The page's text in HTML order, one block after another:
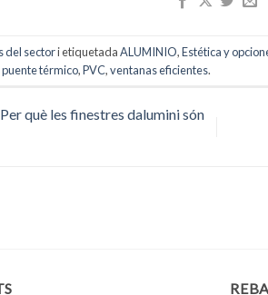
del sectori etiquetadaALUMINIO,Estética y
térmico,PVC,ventanas eficientes.
què les finestres dalumini són